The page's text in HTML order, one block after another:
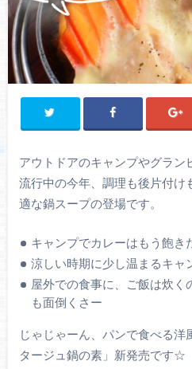
アウトドアのキャンプやグラン
流行中の今年、調理も後片付け
適な鍋スープの登場です。
キャンプでカレーはもう飽き
涼しい時期に少し温まるキャ
屋外での食事に、ご飯は炊
も面倒くさー
じゃじゃーん、パンで食べる洋
タージュ鍋の素」新発売です☆